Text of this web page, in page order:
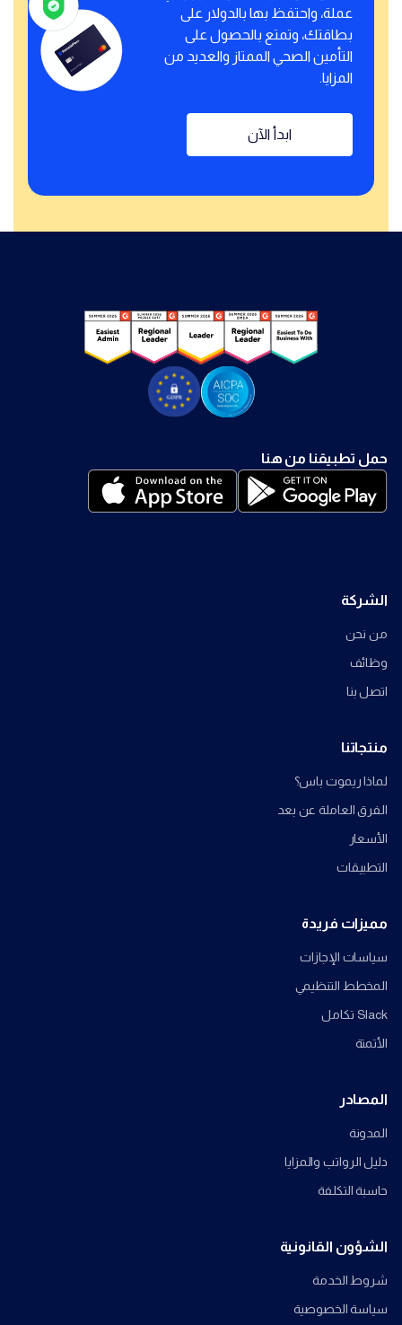
عملة، واحتفظ بها بالدولار على
بطاقتك، وتمتع بالحصول على
التأمين الصحي الممتاز والعديد من
المزايا.
ابدأ الآن
حمل تطبيقنا من هنا
الشركة
من نحن
وظائف
اتصل بنا
منتجاتنا
لماذا ريموت باس؟
الفرق العاملة عن بعد
الأسعار
التطبيقات
مميزات فريدة
سياسات الإجازات
المخطط التنظيمي
Slack تكامل
الأتمتة
المصادر
المدونة
دليل الرواتب والمزايا
حاسبة التكلفة
الشؤون القانونية
شروط الخدمة
سياسة الخصوصية